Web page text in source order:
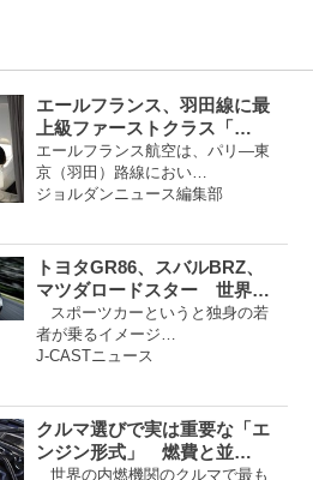
エールフランス、羽田線に最
上級ファーストクラス「…
エールフランス航空は、パリ―東
京（羽田）路線におい…
ジョルダンニュース編集部
トヨタGR86、スバルBRZ、
マツダロードスター 世界…
スポーツカーというと独身の若
者が乗るイメージ…
J-CASTニュース
クルマ選びで実は重要な「エ
ンジン形式」 燃費と並…
世界の内燃機関のクルマで最も